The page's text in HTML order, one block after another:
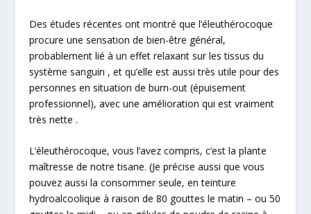
Des études récentes ont montré que l’éleuthérocoque
procure une sensation de bien-être général,
probablement lié à un effet relaxant sur les tissus du
système sanguin , et qu’elle est aussi très utile pour des
personnes en situation de burn-out (épuisement
professionnel), avec une amélioration qui est vraiment
très nette .
L’éleuthérocoque, vous l’avez compris, c’est la plante
maîtresse de notre tisane. (Je précise aussi que vous
pouvez aussi la consommer seule, en teinture
hydroalcoolique à raison de 80 gouttes le matin – ou 50